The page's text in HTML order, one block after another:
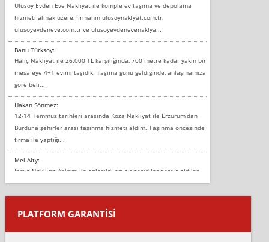
Ulusoy Evden Eve Nakliyat ile komple ev taşıma ve depolama
hizmeti almak üzere, firmanın ulusoynaklyat.com.tr,
ulusoyevdeneve.com.tr ve ulusoyevdenevenaklya...
Banu Türksoy:
Haliç Nakliyat ile 26.000 TL karşılığında, 700 metre kadar yakın bir
mesafeye 4+1 evimi taşıdık. Taşıma günü geldiğinde, anlaşmamıza
göre beli...
Hakan Sönmez:
12-14 Temmuz tarihleri arasında Koza Nakliyat ile Erzurum’dan
Burdur’a şehirler arası taşınma hizmeti aldım. Taşınma öncesinde
firma ile yaptığı...
Mel Alty:
İnova Nakliyat Ankara ile anlaşıldı eşyayı taşıdılar parayı aldılar.
Salon duvarına bir baktım birisi boydan alüminyum renkli bantı
yapıştırm...
Murat:
PLATFORM GARANTİSİ